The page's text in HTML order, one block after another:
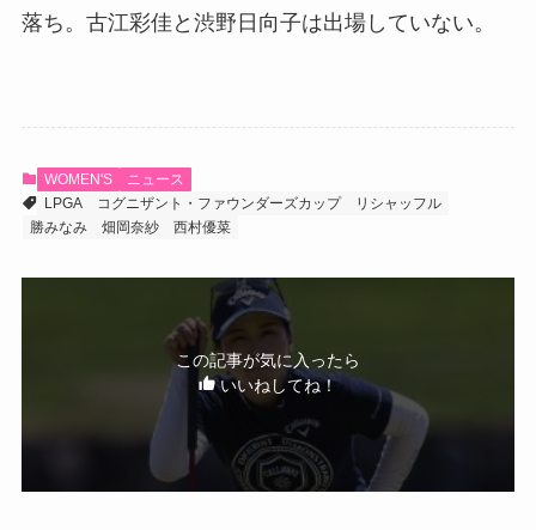
落ち。古江彩佳と渋野日向子は出場していない。
WOMEN'S
ニュース
LPGA
コグニザント・ファウンダーズカップ
リシャッフル
勝みなみ
畑岡奈紗 西村優菜
この記事が気に入ったら
いいねしてね！